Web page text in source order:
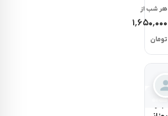
هر شب از
۱٬۶۵۰٬۰۰۰
تومان